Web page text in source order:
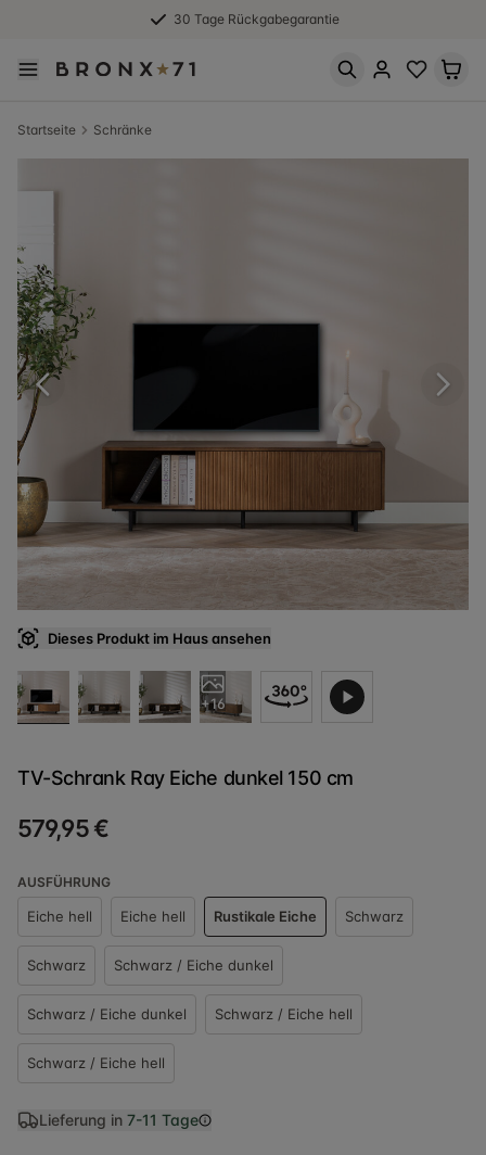
30 Tage Rückgabegarantie
Startseite Schränke
Dieses Produkt im Haus ansehen
+16
TV-Schrank Ray Eiche dunkel 150 cm
579,95 €
AUSFÜHRUNG
Eiche hell Eiche hell Rustikale Eiche Schwarz
Schwarz Schwarz / Eiche dunkel
Schwarz / Eiche dunkel Schwarz / Eiche hell
Schwarz / Eiche hell
Lieferung in 7-11 Tage